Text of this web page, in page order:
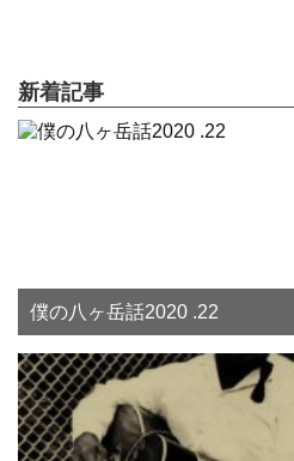
新着記事
僕の八ヶ岳話2020 .22